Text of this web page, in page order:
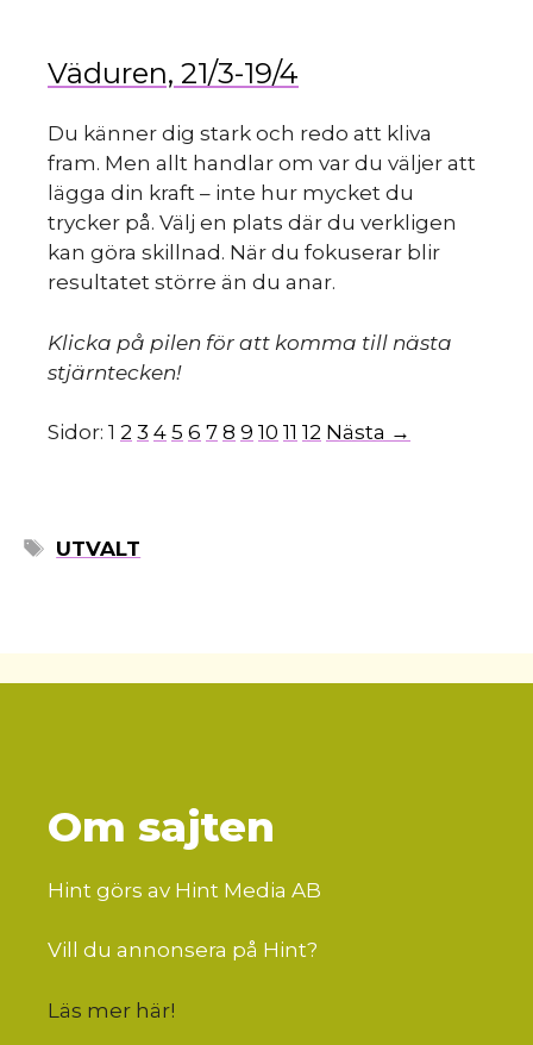
Väduren, 21/3-19/4
Du känner dig stark och redo att kliva
fram. Men allt handlar om var du väljer att
lägga din kraft – inte hur mycket du
trycker på. Välj en plats där du verkligen
kan göra skillnad. När du fokuserar blir
resultatet större än du anar.
Klicka på pilen för att komma till nästa
stjärntecken!
Sidor: 1 2 3 4 5 6 7 8 9 10 11 12 Nästa →
ETIKETTER
UTVALT
Om sajten
Hint görs av Hint Media AB
Vill du annonsera på Hint?
Läs mer här!